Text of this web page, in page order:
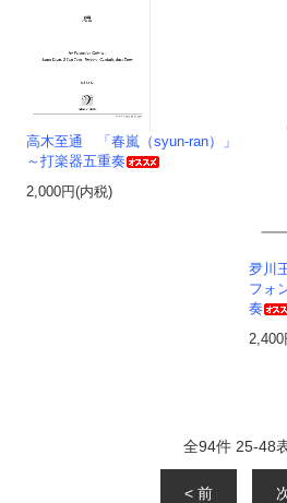
高木至通 「春嵐（syun-ran）」
～打楽器五重奏
2,000円(内税)
夛川
フォ
奏
2,400
全94件 25-48
< 前